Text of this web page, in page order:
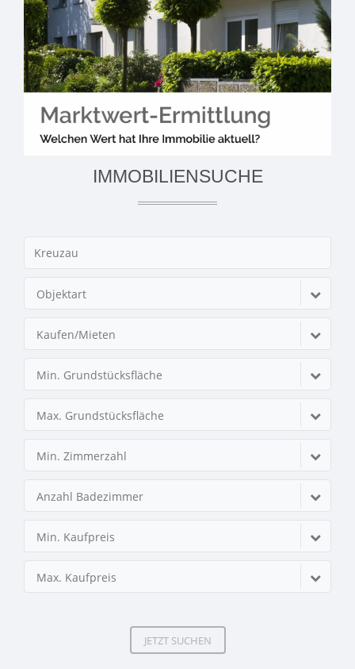
IMMOBILIENSUCHE
Objektart
Kaufen/Mieten
Min. Grundstücksfläche
Max. Grundstücksfläche
Min. Zimmerzahl
Anzahl Badezimmer
Min. Kaufpreis
Max. Kaufpreis
JETZT SUCHEN